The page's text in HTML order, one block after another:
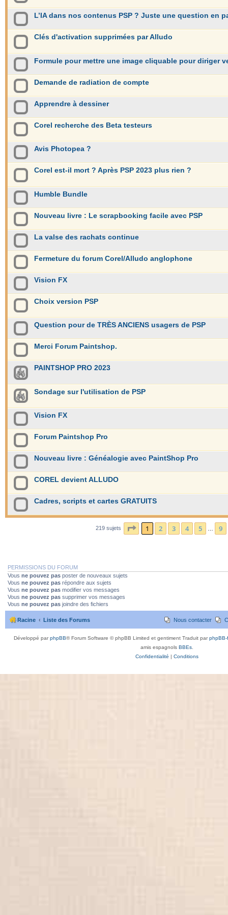
L’IA dans nos contenus PSP ? Juste une question en
Clés d'activation supprimées par Alludo
Formule pour mettre une image cliquable pour diriger
Demande de radiation de compte
Apprendre à dessiner
Corel recherche des Beta testeurs
Avis Photopea ?
Corel est-il mort ? Après PSP 2023 plus rien ?
Humble Bundle
Nouveau livre : Le scrapbooking facile avec PSP
La valse des rachats continue
Fermeture du forum Corel/Alludo anglophone
Vision FX
Choix version PSP
Question pour de TRÈS ANCIENS usagers de PSP
Merci Forum Paintshop.
PAINTSHOP PRO 2023
Sondage sur l'utilisation de PSP
Vision FX
Forum Paintshop Pro
Nouveau livre : Généalogie avec PaintShop Pro
COREL devient ALLUDO
Cadres, scripts et cartes GRATUITS
219 sujets Page sur 9
1 2 3 4 5 9
PERMISSIONS DU FORUM
Vous ne pouvez pas poster de nouveaux sujets
Vous ne pouvez pas répondre aux sujets
Vous ne pouvez pas modifier vos messages
Vous ne pouvez pas supprimer vos messages
Vous ne pouvez pas joindre des fichiers
Racine Liste des Forums Nous contacter
Développé parphpBB® Forum Software © phpBB Limited et gentiment Traduit parphpBB-
amis espagnols BBEs.
Confidentialité | Conditions